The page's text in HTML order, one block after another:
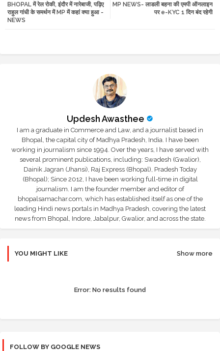
tte ats
MP NEWS- लाडली बहना की एमपी ऑनलाइन
पर e-KYC 1 दिन बंद रहेगी
BHOPAL में रेल रोकी, इंदौर में नारेबाजी, पढ़िए
राहुल गांधी के समर्थन में MP में कहां क्या हुआ -
NEWS
Updesh Awasthee
I am a graduate in Commerce and Law, and a journalist based in
Bhopal, the capital city of Madhya Pradesh, India. I have been
working in journalism since 1994. Over the years, I have served with
several prominent publications, including: Swadesh (Gwalior),
Dainik Jagran (Jhansi), Raj Express (Bhopal), Pradesh Today
(Bhopal); Since 2012, I have been working full-time in digital
journalism. I am the founder member and editor of
bhopalsamachar.com, which has established itself as one of the
leading Hindi news portals in Madhya Pradesh, covering the latest
news from Bhopal, Indore, Jabalpur, Gwalior, and across the state.
YOU MIGHT LIKE Show more
Error: No results found
FOLLOW BY GOOGLE NEWS